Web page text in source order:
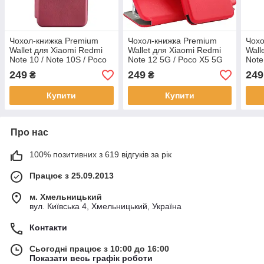
Чохол-книжка Premium
Wallet для Xiaomi Redmi
Note 10 / Note 10S / Poco
M5s Marsala
249 ₴
Купити
Чохол-книжка Premium
Wallet для Xiaomi Redmi
Note 12 5G / Poco X5 5G
Red
249₴
Купити
249
Про нас
100% позитивних з 619 відгуків за рік
Працює з 25.09.2013
м. Хмельницький
вул. Київська 4, Хмельницький, Україна
Контакти
Сьогодні працює з 10:00 до 16:00
Показати весь графік роботи